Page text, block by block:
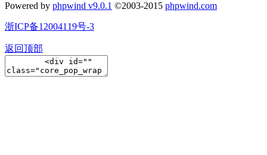
Powered by phpwind v9.0.1 ©2003-2015 phpwind.com
浙ICP备12004119号-3
返回顶部